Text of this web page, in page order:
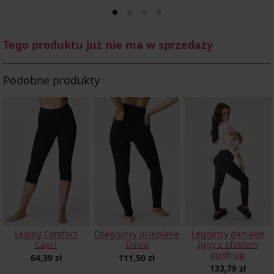
Tego produktu już nie ma w sprzedaży
Podobne produkty
Leginy Comfort
Capri
64,39 zł
Dżegginsy ocieplane
Olivia
111,50 zł
Legginsy damskie
Iggy z efektem
push-up
133,79 zł